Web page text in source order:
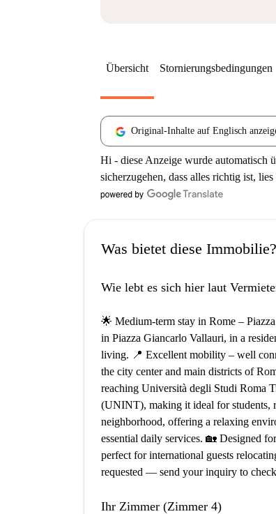
Übersicht Stornierungsbedingungen
Original-Inhalte auf Englisch
Hi - diese Anzeige wurde automatisch
sicherzugehen, dass alles richtig ist,
Was bietet diese Immobilie?
Wie lebt es sich hier laut
🌟 Medium-term stay in Rome –
in Piazza Giancarlo Vallauri, in a
living. 📍 Excellent mobility – well
the city center and main districts of
reaching Università degli Studi Roma
(UNINT), making it ideal for students,
neighborhood, offering a relaxing
essential daily services. 🏡 Designed
perfect for international guests
requested — send your inquiry to
Ihr Zimmer (Zimmer 4)